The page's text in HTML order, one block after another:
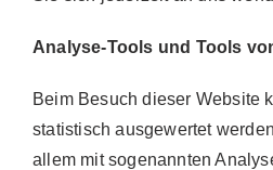
Analyse-Tools und Tools
Beim Besuch dieser Website
statistisch ausgewertet
allem mit sogenannten